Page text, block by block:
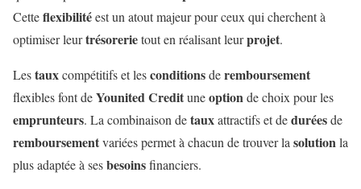
Cetteflexibilitéest un atout majeur pour ceux qui cherchent à
optimiser leurtrésorerietout en réalisant leurprojet.
Lestauxcompétitifs et lesconditionsderemboursement
flexibles font deYounited Credituneoption de choix pour les
emprunteurs. La combinaison detauxattractifs et deduréesde
remboursementvariées permet à chacun de trouver la solution la
plus adaptée à sesbesoinsfinanciers.